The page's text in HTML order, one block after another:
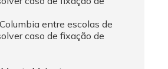
entre escolas de
caso de fixação de